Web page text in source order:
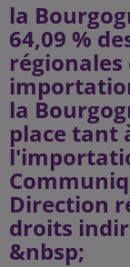
la
64,09 %
régionales
la
place tant
Direction
droits
&nbsp;